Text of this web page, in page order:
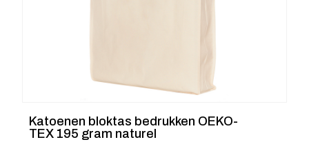
Katoenen bloktas bedrukken OEKO-
TEX 195 gram naturel